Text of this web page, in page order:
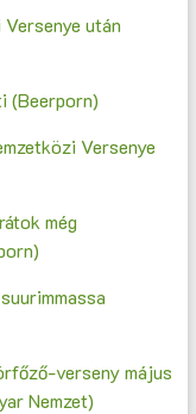
után
(Beerporn)
Versenye
még
verseny május
Nemzet)